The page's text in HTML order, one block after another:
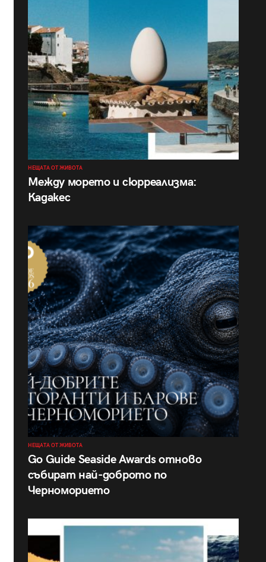
НЕЩАТА ОТ ЖИВОТА
Между морето и сюрреализма:
Кадакес
НЕЩАТА ОТ ЖИВОТА
Go Guide Seaside Awards отново
събират най-доброто по
Черноморието